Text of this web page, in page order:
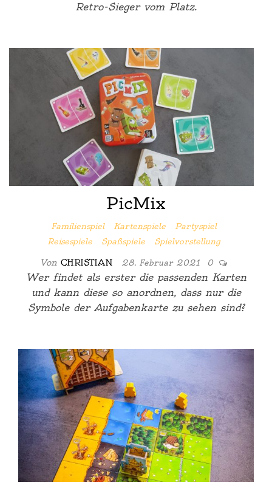
Retro-Sieger vom Platz.
PicMix
Familienspiel Kartenspiele
Partyspiel
Reisespiele
Spaßspiele Spielvorstellung
Von CHRISTIAN 28. Februar 2021 0
Wer findet als erster die passenden Karten
und kann diese so anordnen, dass nur die
Symbole der Aufgabenkarte zu sehen sind?